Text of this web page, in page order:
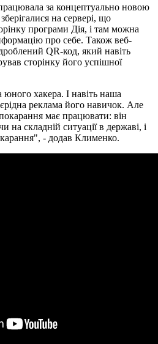
за концептуально новою
на сервері, що
програми Дія, і там можна
про себе. Також веб-
QR-код, який навіть
сторінку його успішної
хакера. І навіть наша
реклама його навичок. Але
має працювати: він
складній ситуації в державі, і
- додав Клименко.